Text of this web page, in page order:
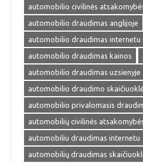
automobilio civilinės
automobilio draudimas anglijoje
automobilio draudimas internetu
automobilio draudimas kainos
automobilio draudimas uzsienyje
automobilio draudimo
automobilio privalomasis
automobilių civilinės
automobiliu draudimas internetu
automobilių draudimas